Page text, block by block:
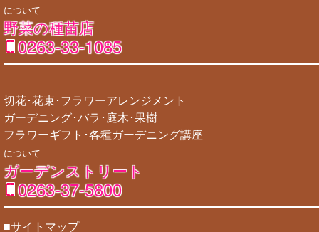
について
野菜の種苗店
0263-33-1085
切花･花束･フラワーアレンジメント
ガーデニング･バラ･庭木･果樹
フラワーギフト･各種ガーデニング講座
について
ガーデンストリート
0263-37-5800
■サイトマップ